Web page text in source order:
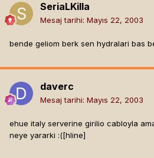
SeriaLKilla
Mesaj tarihi: Mayıs 22, 2003
bende geliom berk sen hydralari bas
daverc
Mesaj tarihi: Mayıs 22, 2003
ehue italy serverine girilio cabloyla
neye yararki :([hline]